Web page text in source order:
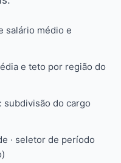
salário médio e
e teto por região do
: subdivisão do cargo
· seletor de período